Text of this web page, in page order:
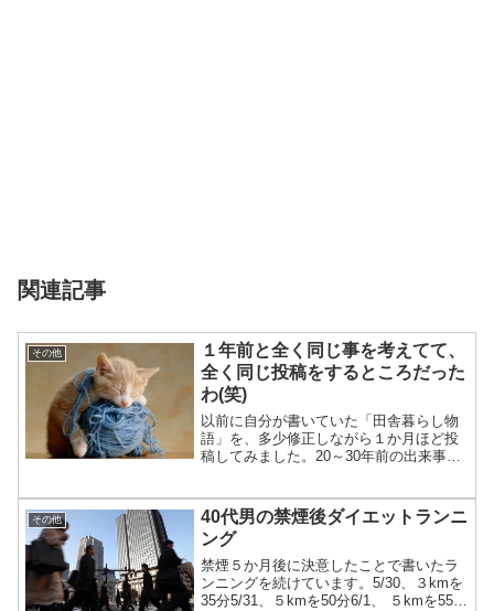
関連記事
その他
１年前と全く同じ事を考えてて、
全く同じ投稿をするところだった
わ(笑)
以前に自分が書いていた「田舎暮らし物
語」を、多少修正しながら１か月ほど投
稿してみました。20～30年前の出来事な
ともあります。(^^)若い頃の僕はそれなり
にパワーもあっ...
その他
40代男の禁煙後ダイエットランニ
ング
禁煙５か月後に決意したことで書いたラ
ンニングを続けています。5/30、３kmを
35分5/31、５kmを50分6/1、 ５kmを55分